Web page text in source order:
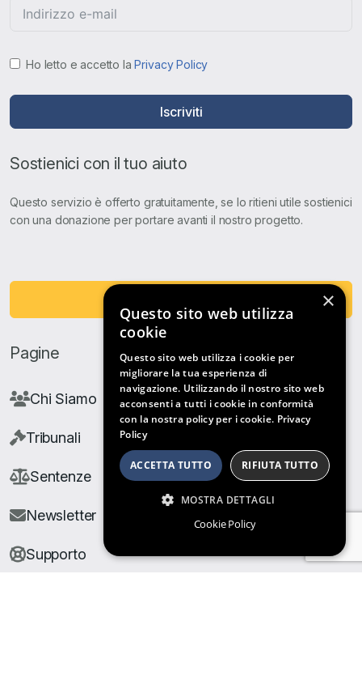
Ho letto e accetto laPrivacy Policy
Iscriviti
Sostienici con il tuo aiuto
Questo servizio è offerto gratuitamente, se lo ritieni utile sostienici
con una donazione per portare avanti il nostro progetto.
Pagine
Chi Siamo
Tribunali
Sentenze
Newsletter
Supporto
×
Questo sito web utilizza
cookie
Questo sito web utilizza i cookie per
migliorare la tua esperienza di
navigazione. Utilizzando il nostro sito web
acconsenti a tutti i cookie in conformità
con la nostra policy per i cookie. Privacy
Policy
ACCETTA TUTTO RIFIUTA TUTTO
MOSTRA DETTAGLI
Cookie Policy